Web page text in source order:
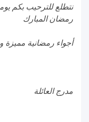
رمضان المبارك
أجواء رمضانية مميزة
مدرج العائلة